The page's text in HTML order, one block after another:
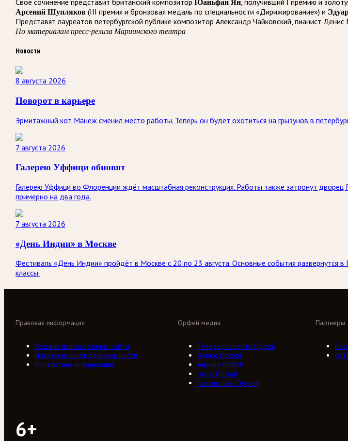
Арсений Шупляков (III премия и бронзовая медаль по специальности «Дирижирование») и
Представят лауреатов петербургской публике композитор Александр Чайковский, пианист
По материалам пресс-релиза Мариинского театра
Новости
8 августа 2026
Поворот в карьере
Эрмитажный кот Манеж сменил место работы. Теперь он будет охотиться на грызунов в
7 августа 2026
Галерею Уффици обновят
Галерею Уффици во Флоренции ждёт масштабная реконструкция. Работы также затронут
примерно на два года.
7 августа 2026
«День Индии» в Москве
Фестиваль «День Индии» пройдёт в Москве с 20 по 23 августа. Основные события развернутся
классы.
Орфей медиа
Телерадиоцентр Орфей
Видео Орфей
Афиша Орфей
Ноты Орфей
Коллективы Орфей
Партнеры
///
Правовая информация
Условия использования сайта
Политика конфиденциальности
Контактная информация
6+